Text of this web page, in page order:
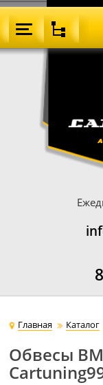
Главная Каталог
Обвесы